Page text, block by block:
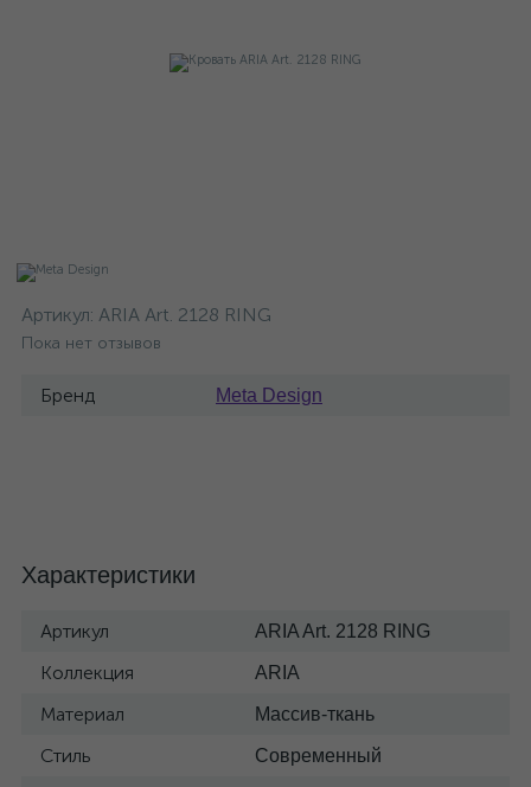
Артикул: ARIA Art. 2128 RING
Пока нет отзывов
Бренд Meta Design
Характеристики
Артикул ARIA Art. 2128 RING
Коллекция ARIA
Материал Массив-ткань
Стиль Современный